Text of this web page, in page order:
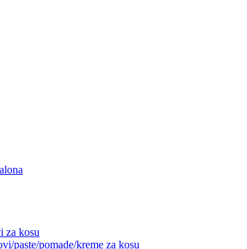
kosu
paste/pomade/kreme za kosu